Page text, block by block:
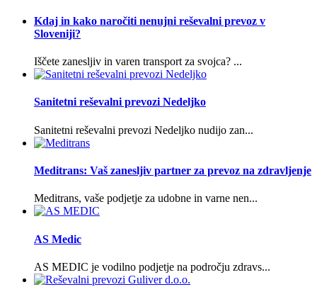
Kdaj in kako naročiti nenujni reševalni prevoz v
Sloveniji?
Iščete zanesljiv in varen transport za svojca? ...
Sanitetni reševalni prevozi Nedeljko
Sanitetni reševalni prevozi Nedeljko nudijo zan...
Meditrans: Vaš zanesljiv partner za prevoz na zdravljenje
Meditrans, vaše podjetje za udobne in varne nen...
AS Medic
AS MEDIC je vodilno podjetje na področju zdravs...